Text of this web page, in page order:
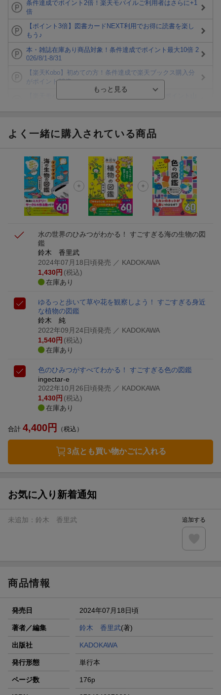
条件達成でポイント2倍！楽天モバイルご利用者はさらに+1
倍
【ポイント3倍】図書カードNEXT利用でお得に読書を楽し
もう♪
本・雑誌在庫あり商品対象！条件達成でポイント最大10倍 2
026/8/1-8/31
【楽天Kobo】初めての方！条件達成で楽天ブックス購入分
がポイント20倍
ト山分け
楽天モバイル紹介キャンペーンの拡散で300円OFFクーポン
進呈
条件達成で楽天限定・宝塚歌劇 宙組貸切公演ペアチケット
が当たる
よく一緒に購入されている商品
水の世界のひみつがわかる！ すごすぎる海の生物の図
鑑
鈴木 香里武
2024年07月18日頃発売 ／ KADOKAWA
1,430円 (税込)
在庫あり
ゆるっと歩いて草や花を観察しよう！ すごすぎる身近
な植物の図鑑
鈴木 純
2022年09月24日頃発売 ／ KADOKAWA
1,540円 (税込)
在庫あり
色のひみつがすべてわかる！ すごすぎる色の図鑑
ingectar-e
2022年10月26日頃発売 ／ KADOKAWA
1,430円 (税込)
在庫あり
合計 4,400円 （税込）
3点とも買い物かごに入れる
お気に入り新着通知
未追加： 鈴木 香里武 追加する
商品情報
発売日 2024年07月18日頃
著者／編集 鈴木 香里武(著)
出版社 KADOKAWA
発行形態 単行本
ページ数 176p